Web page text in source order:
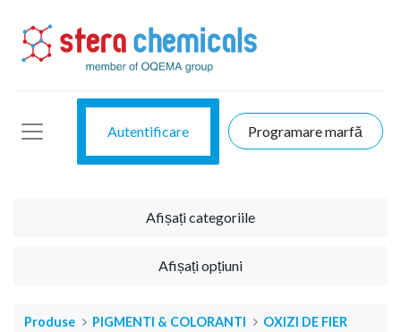
Autentificare Programare marfă
Afișați categoriile
Afișați opțiuni
Produse PIGMENTI & COLORANTI
OXIZI DE FIER